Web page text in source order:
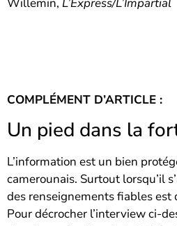
COMPLÉMENT D’ARTICLE :
Un pied dans la
L’information est un bien
camerounais. Surtout lorsqu’il
des renseignements fiables est
Pour décrocher l’interview ci-